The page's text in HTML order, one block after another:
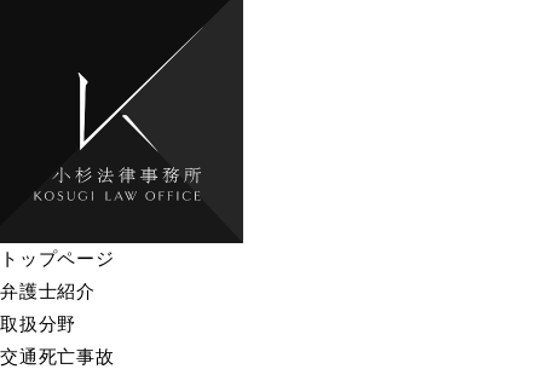
トップページ
弁護士紹介
取扱分野
交通死亡事故